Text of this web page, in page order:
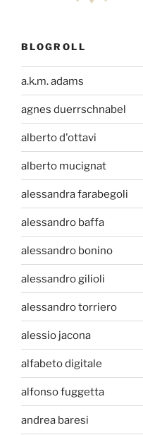
BLOGROLL
a.k.m. adams
agnes duerrschnabel
alberto d'ottavi
alberto mucignat
alessandra farabegoli
alessandro baffa
alessandro bonino
alessandro gilioli
alessandro torriero
alessio jacona
alfabeto digitale
alfonso fuggetta
andrea baresi